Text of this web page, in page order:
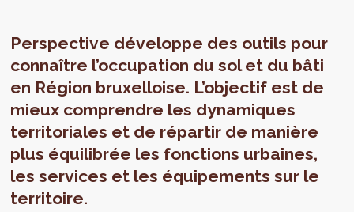
Perspective développe des outils pour
connaître l’occupation du sol et du bâti
en Région bruxelloise. L’objectif est de
mieux comprendre les dynamiques
territoriales et de répartir de manière
plus équilibrée les fonctions urbaines,
les services et les équipements sur le
territoire.